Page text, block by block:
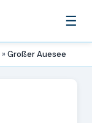
☰
»Großer Auesee